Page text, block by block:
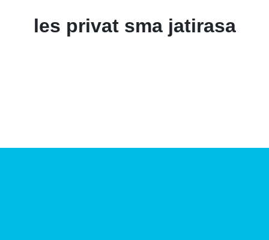
les privat sma jatirasa